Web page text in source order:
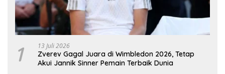
1 13 Juli 2026
Zverev Gagal Juara di Wimbledon 2026, Tetap
Akui Jannik Sinner Pemain Terbaik Dunia